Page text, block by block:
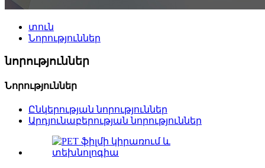
տուն
Նորություններ
նորություններ
Նորություններ
Ընկերության նորություններ
Արդյունաբերության նորություններ